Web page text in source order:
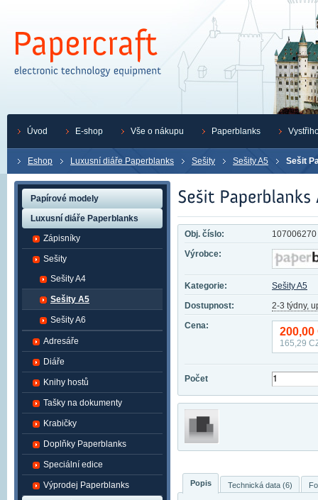
Eshop Luxusní diáře Paperblanks Sešity Sešity A5 Sešit
Obj. číslo:
107006270
Výrobce:
Kategorie:
Sešity A5
Dostupnost:
2-3 týdny,
Cena:
200,00
165,29
Počet
Popis Technická data (6)
Papírové modely
Luxusní diáře Paperblanks
Zápisníky
Sešity
Sešity A4
Sešity A5
Sešity A6
Adresáře
Diáře
Knihy hostů
Tašky na dokumenty
Krabičky
Doplňky Paperblanks
Speciální edice
Výprodej Paperblanks
Úvod E-shop Vše o nákupu Paperblanks